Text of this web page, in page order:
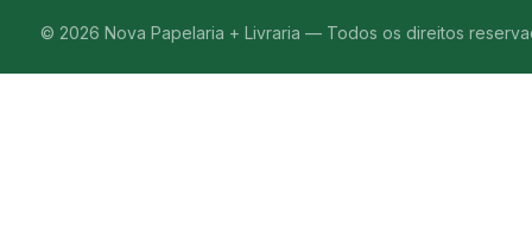
© 2026 Nova Papelaria + Livraria — Todos os direitos